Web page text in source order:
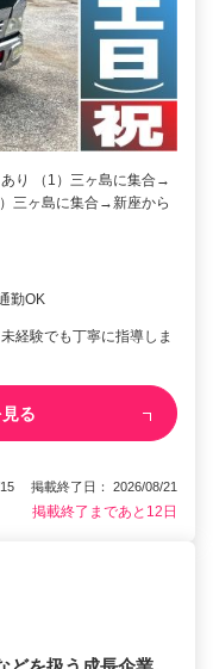
り （1）三ヶ島に集合→
三ヶ島に集合→新座から
勤OK
経験でも丁寧に指導しま
る
掲載終了日： 2026/08/21
掲載終了まであと12日